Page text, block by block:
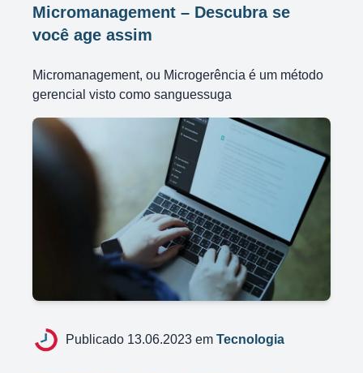
Micromanagement – Descubra se
você age assim
Micromanagement, ou Microgerência é um método
gerencial visto como sanguessuga
Publicado 13.06.2023 em Tecnologia